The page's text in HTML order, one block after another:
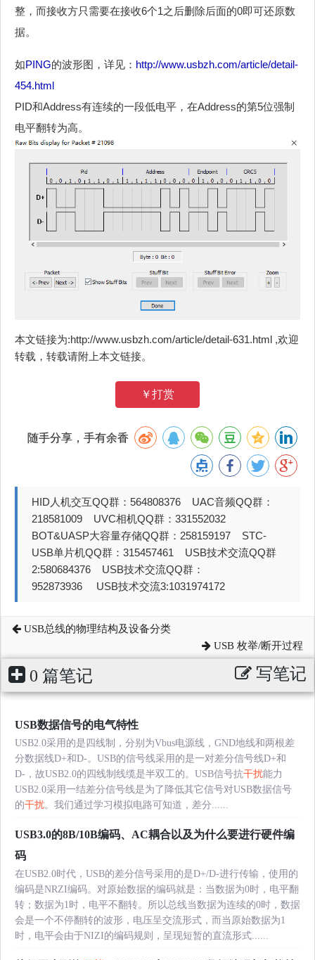
整，而接收方只需要在接收6个1之后删除后面的0即可还原数
据。
如PING的波形图，详见： http://www.usbzh.com/article/detail-
454.html
PID和Address有连续的一段低电平，在Address的第5位强制
电平翻转为高。
本文链接为:http://www.usbzh.com/article/detail-631.html ,欢迎
转载，转载请附上本文链接。
￥打赏
随手分享，手有余香
HID人机交互QQ群：564808376 UAC音频QQ群：
218581009 UVC相机QQ群：331552032
BOT&UASP大容量存储QQ群：258159197 STC-
USB单片机QQ群：315457461 USB技术交流QQ群
2:580684376 USB技术交流QQ群：
952873936 USB技术交流3:1031974172
USB总线的物理结构及设备分类
USB 枚举/断开过程
0 篇笔记 写笔记
USB数据信号的电气特性
USB2.0采用的是四线制，分别为Vbus电源线，GND地线和两根差
分数据线D+和D-。USB的信号线采用的是一对差分信号线D+和
D-，故USB2.0的四线制线缆是半双工的。USB信号抗干扰能力
USB2.0采用一结差分信号线是为了降低其它信号对USB数据信号
的干扰。我们通过学习模拟电路可知道，差分......
USB3.0的8B/10B编码、AC耦合以及为什么要进行硬件编
码
在USB2.0时代，USB的差分信号采用的是D+/D-进行传输，使用的
编码是NRZI编码。对原始数据的编码就是：当数据为0时，电平翻
转；数据为1时，电平不翻转。所以总线当数据为连续的0时，数据
会是一个不停翻转的波形，电压呈交流形式，而当原始数据为1
时，电平会由于NIZI的编码规则，呈现短暂的直流形式......